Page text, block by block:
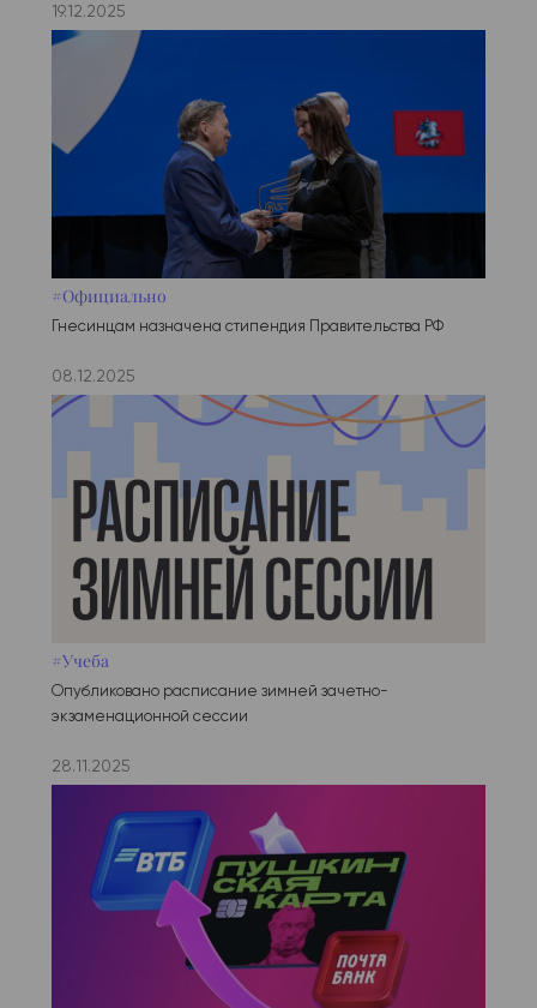
19.12.2025
#Официально
Гнесинцам назначена стипендия Правительства РФ
08.12.2025
#Учеба
Опубликовано расписание зимней зачетно-
экзаменационной сессии
28.11.2025